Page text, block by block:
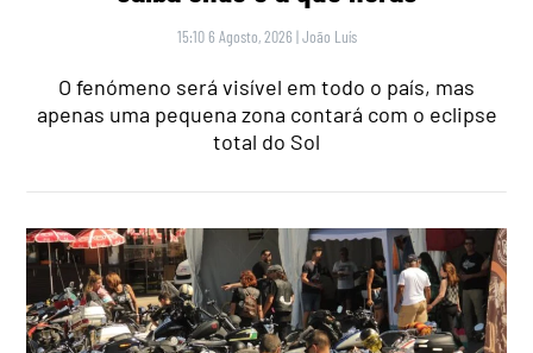
15:10 6 Agosto, 2026 |João Luís
O fenómeno será visível em todo o país, mas
apenas uma pequena zona contará com o eclipse
total do Sol